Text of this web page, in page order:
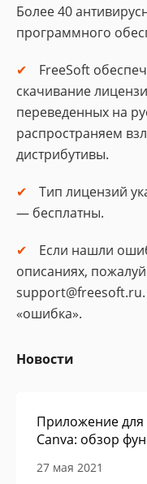
Более 40
программного
FreeSoft
скачивание
переведенных на
распространяем
дистрибутивы.
Тип лицензий
— бесплатны.
Если нашли
описаниях,
support@freesoft.ru.
«ошибка».
Новости
Приложение для
Canva: обзор
27 мая 2021